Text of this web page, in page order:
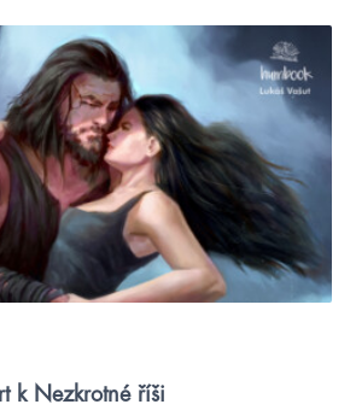
k Nezkrotné říši